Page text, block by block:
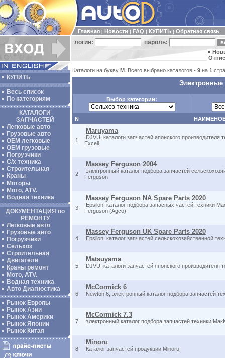
Главная Новости FAQ КУПИТЬ Обратная связь
логин: пароль:
КУПИТЬ
Весь список
По категориям
КАТАЛОГИ
ЗАПЧАСТЕЙ
Легковые авто
Грузовые авто
ОЕМ легковые
OEM грузовые
Погрузчики
С/х техника
Строительная
Краны
Моторы
Мото, ATV.
Водная техника
ДОКУМЕНТАЦИЯ по
РЕМОНТУ
Легковые авто
Грузовые авто
Погрузчики
Сельхоз
Строительная
Двигатели
Краны ремонт
Мото, ATV.
Водная техника
Авто Диагностика
Рынок Европы
Рынок Азии
Рынок Америки
Рынок Японии
Рынок Китая
Каталоги на букву M . Всего выбрано каталогов - 9 на 1
Электронные
Выбор категории:
N
1
Maruyama
DJVU, каталоги запчастей японского производителя
Excell.
2
Massey Ferguson 2004
электронный каталог подбора запчастей
Ferguson
3
Massey Ferguson NA Spare Parts 2020
Epsilon, каталог подбора запасных частей техники
Ferguson (Agco)
4
Massey Ferguson UK Spare Parts 2020
Epsilon, каталог запчастей сельскохозяйственной
5
Matsuyama
DJVU, каталоги запчастей японского производителя
6
McCormick 6
Newton 6, электронный каталог подбора запчастей
7
McCormick 7.3
электронный каталог подбора запчастей техники
8
Minoru
Каталог запчастей продукции Minoru.